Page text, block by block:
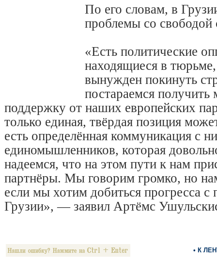
По его словам, в
проблемы со свободой
«Есть политические
находящиеся в
вынужден покинуть
постараемся
поддержку от наших европейских
только единая, твёрдая позиция
есть определённая коммуникация с
единомышленников, которая
надеемся, что на этом пути к нам
партнёры. Мы говорим громко, но
если мы хотим добиться прогресса с
Грузии», — заявил Артёмс
• К